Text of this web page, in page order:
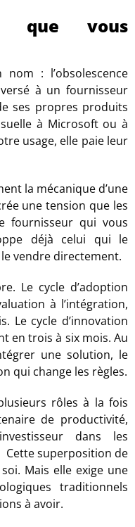
que vous
: l’obsolescence
à un fournisseur
ses propres produits
à Microsoft ou à
usage, elle paie leur
la mécanique d’une
une tension que les
fournisseur qui vous
déjà celui qui le
vendre directement.
Le cycle d’adoption
à l’intégration,
Le cycle d’innovation
en trois à six mois. Au
une solution, le
qui change les règles.
rôles à la fois
de productivité,
dans les
Cette superposition de
Mais elle exige une
traditionnels
à avoir.